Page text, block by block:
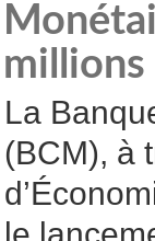
millions
La
(BCM), à